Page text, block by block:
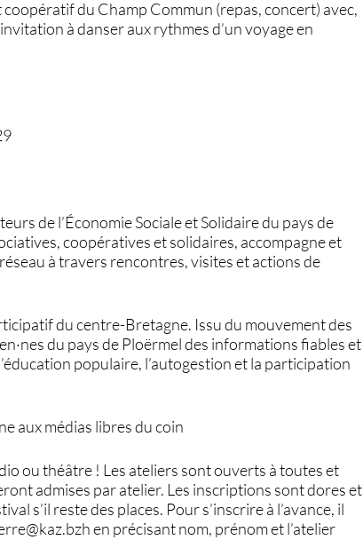
du Champ Commun (repas, concert) avec,
à danser aux rythmes d’un voyage en
de l’Économie Sociale et Solidaire du pays de
coopératives et solidaires, accompagne et
à travers rencontres, visites et actions de
du centre-Bretagne. Issu du mouvement des
du pays de Ploërmel des informations fiables et
populaire, l’autogestion et la participation
aux médias libres du coin
ou théâtre ! Les ateliers sont ouverts à toutes et
admises par atelier. Les inscriptions sont dores et
s’il reste des places. Pour s’inscrire à l’avance, il
en précisant nom, prénom et l’atelier